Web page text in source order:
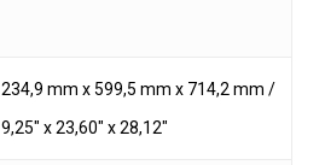
234,9 mm x 599,5 mm x 714,2 mm /
9,25″ x 23,60″ x 28,12″